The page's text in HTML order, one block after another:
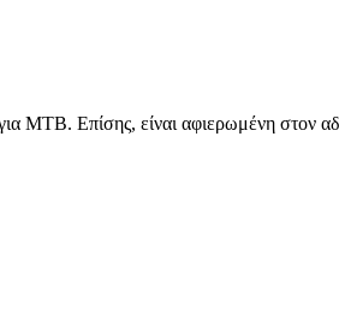
ΜΤΒ. Επίσης, είναι αφιερωμένη στον